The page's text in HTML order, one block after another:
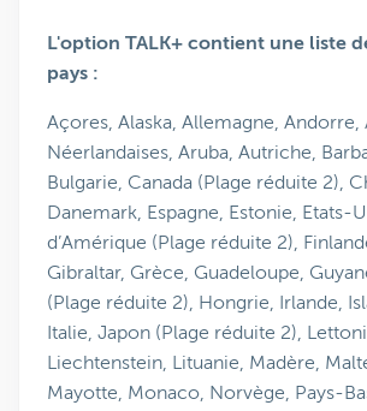
L'option TALK+ contient une liste
pays :
Açores, Alaska, Allemagne, Andorre,
Néerlandaises, Aruba, Autriche,
Bulgarie, Canada (Plage réduite 2),
Danemark, Espagne, Estonie, Etats-
d’Amérique (Plage réduite 2),
Gibraltar, Grèce, Guadeloupe,
(Plage réduite 2), Hongrie, Irlande,
Italie, Japon (Plage réduite 2),
Liechtenstein, Lituanie, Madère,
Mayotte, Monaco, Norvège, Pays-